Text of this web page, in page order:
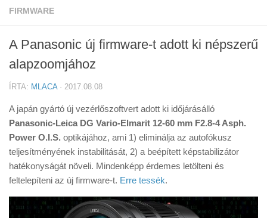
Hírek
Cikkek
Szoftver
Tudástár
Tanácsok
Érdekességek
Helyszíni Riport
E-BB
FIRMWARE
A Panasonic új firmware-t adott ki népszerű
alapzoomjához
ÍRTA: MLACA· 2017.08.08
A japán gyártó új vezérlőszoftvert adott ki időjárásálló
Panasonic-Leica DG Vario-Elmarit 12-60 mm F2.8-4 Asph.
Power O.I.S. optikájához, ami 1) eliminálja az autofókusz
teljesítményének instabilitását, 2) a beépített képstabilizátor
hatékonyságát növeli. Mindenképp érdemes letölteni és
feltelepíteni az új firmware-t. Erre tessék.